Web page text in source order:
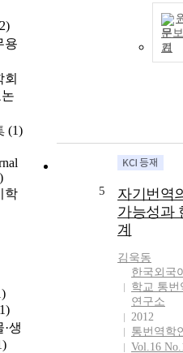
용
(1)
학
생
문보
기
5
자기번역
가능성과
계
김욱동
한국외국
학교 통번
연구소
2012
통번역학
Vol.16